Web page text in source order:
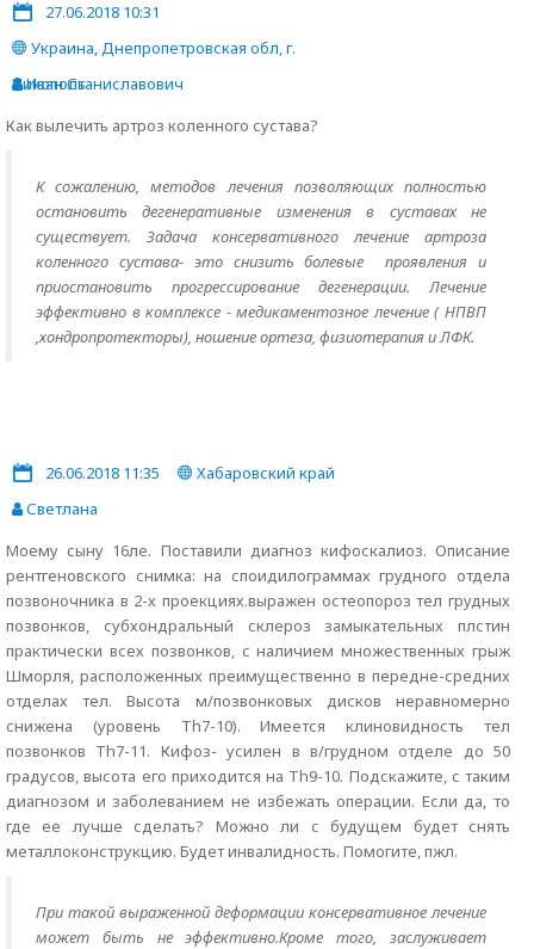
27.06.2018 10:31
Украина, Днепропетровская обл, г.
Никополь
Иван Станиславович
Как вылечить артроз коленного сустава?
К сожалению, методов лечения позволяющих полностью
остановить дегенеративные изменения в суставах не
существует. Задача консервативного лечение артроза
коленного сустава- это снизить болевые проявления и
приостановить прогрессирование дегенерации. Лечение
эффективно в комплексе - медикаментозное лечение ( НПВП
,хондропротекторы), ношение ортеза, физиотерапия и ЛФК.
26.06.2018 11:35
Хабаровский край
Светлана
Моему сыну 16ле. Поставили диагноз кифоскалиоз. Описание
рентгеновского снимка: на споидилограммах грудного отдела
позвоночника в 2-х проекциях.выражен остеопороз тел грудных
позвонков, субхондральный склероз замыкательных плстин
практически всех позвонков, с наличием множественных грыж
Шморля, расположенных преимущественно в передне-средних
отделах тел. Высота м/позвонковых дисков неравномерно
снижена (уровень Th7-10). Имеется клиновидность тел
позвонков Th7-11. Кифоз- усилен в в/грудном отделе до 50
градусов, высота его приходится на Th9-10. Подскажите, с таким
диагнозом и заболеванием не избежать операции. Если да, то
где ее лучше сделать? Можно ли с будущем будет снять
металлоконструкцию. Будет инвалидность. Помогите, пжл.
При такой выраженной деформации консервативное лечение
может быть не эффективно.Кроме того, заслуживает